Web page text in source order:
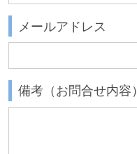
メールアドレス
備考（お問合せ内容）